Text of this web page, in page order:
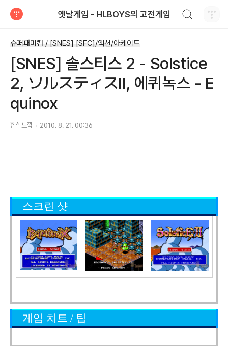
옛날게임 - HLBOYS의 고전게임
슈퍼패미컴 / [SNES] [SFC]/액션/아케이드
[SNES] 솔스티스 2 - Solstice
2, ソルスティスII, 에퀴녹스 - E
quinox
힙합느낌 2010. 8. 21. 00:36
스크린 샷
게임 치트 / 팁